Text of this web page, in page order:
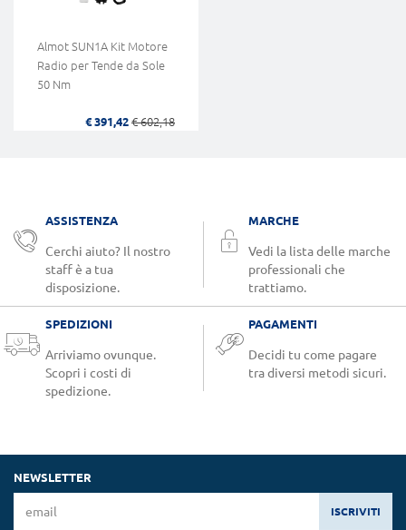
Almot SUN1A Kit Motore
Radio per Tende da Sole
50 Nm
€ 391,42 € 602,18
ASSISTENZA
Cerchi aiuto? Il nostro
staff è a tua
disposizione.
MARCHE
Vedi la lista delle marche
professionali che
trattiamo.
SPEDIZIONI
Arriviamo ovunque.
Scopri i costi di
spedizione.
PAGAMENTI
Decidi tu come pagare
tra diversi metodi sicuri.
NEWSLETTER
ISCRIVITI